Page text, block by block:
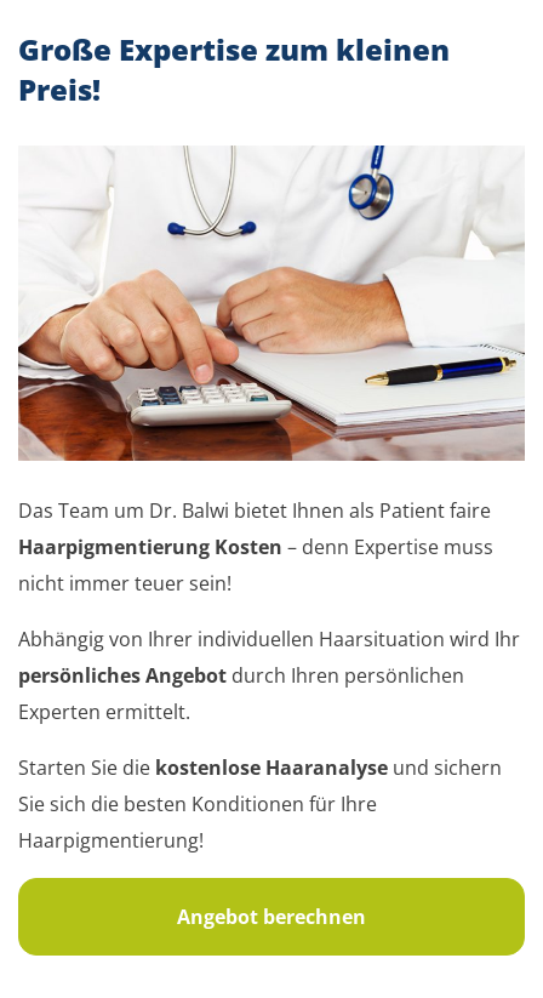
Große Expertise zum kleinen
Preis!
Das Team um Dr. Balwi bietet Ihnen als Patient faire
Haarpigmentierung Kosten – denn Expertise muss
nicht immer teuer sein!
Abhängig von Ihrer individuellen Haarsituation wird Ihr
persönliches Angebot durch Ihren persönlichen
Experten ermittelt.
Starten Sie die kostenlose Haaranalyse und sichern
Sie sich die besten Konditionen für Ihre
Haarpigmentierung!
Angebot berechnen